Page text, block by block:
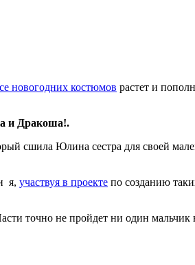
новогодних костюмов растет и
и Дракоша!.
сшила Юлина сестра для своей
я, участвуя в проекте по созданию
точно не пройдет ни один мальчик